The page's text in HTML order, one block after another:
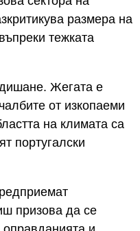
размера на
тежката
Жегата е
от изкопаеми
на климата са
португалски
призова да се